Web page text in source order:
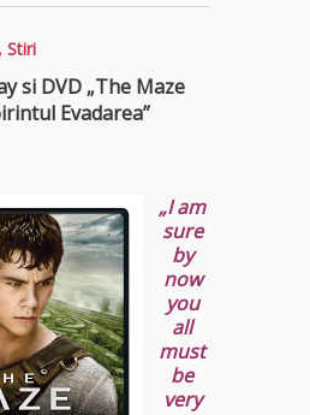
, Stiri
si DVD „The Maze
Evadarea”
„I am
sure
by
now
you
all
must
be
very